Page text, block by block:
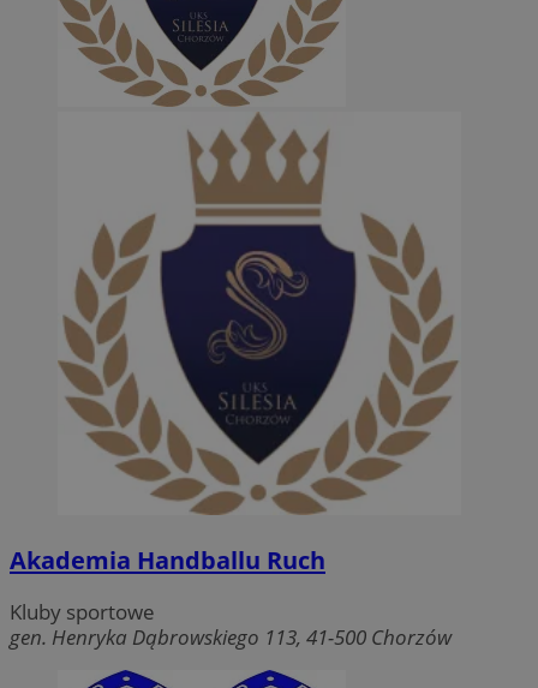
Akademia Handballu Ruch
Kluby sportowe
gen. Henryka Dąbrowskiego 113, 41-500 Chorzów